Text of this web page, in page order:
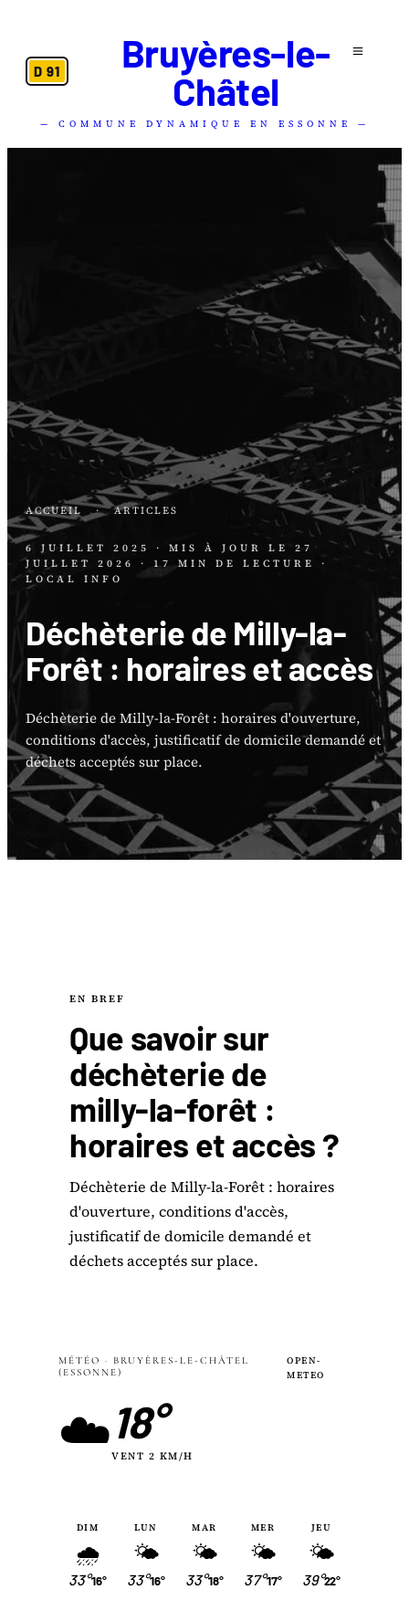
D 91
Bruyères-le-
Châtel
— COMMUNE DYNAMIQUE EN ESSONNE —
ACCUEIL · ARTICLES
6 JUILLET 2025 · MIS À JOUR LE 27
JUILLET 2026
· 17 MIN DE LECTURE
·
LOCAL INFO
Déchèterie de Milly-la-
Forêt : horaires et accès
Déchèterie de Milly-la-Forêt : horaires d'ouverture,
conditions d'accès, justificatif de domicile demandé et
déchets acceptés sur place.
EN BREF
Que savoir sur
déchèterie de
milly-la-forêt :
horaires et accès ?
Déchèterie de Milly-la-Forêt : horaires
d'ouverture, conditions d'accès,
justificatif de domicile demandé et
déchets acceptés sur place.
MÉTÉO · BRUYÈRES-LE-CHÂTEL
(ESSONNE)
OPEN-
METEO
☁️18°
VENT 2 KM/H
DIM
🌧
33°16°
LUN
🌤
33°16°
MAR
🌤
33°18°
MER
🌤
37°17°
JEU
🌤
39°22°